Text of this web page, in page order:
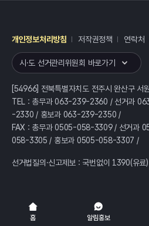
홈 알림홍보
개인정보처리방침 저작권정책 연락처
시·도 선거관리위원회 바로가기
[54966] 전북특별자치도 전주시 완산구
TEL : 총무과 063-239-2360 / 선거과
-2330 / 홍보과 063-239-2350 /
FAX : 총무과 0505-058-3309 / 선거과
058-3305 / 홍보과 0505-058-3307 /
선거법질의·신고제보 : 국번없이 1390(유